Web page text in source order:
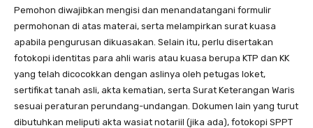
Pemohon diwajibkan mengisi dan menandatangani formulir
permohonan di atas materai, serta melampirkan surat kuasa
apabila pengurusan dikuasakan. Selain itu, perlu disertakan
fotokopi identitas para ahli waris atau kuasa berupa KTP dan KK
yang telah dicocokkan dengan aslinya oleh petugas loket,
sertifikat tanah asli, akta kematian, serta Surat Keterangan Waris
sesuai peraturan perundang-undangan. Dokumen lain yang turut
dibutuhkan meliputi akta wasiat notariil (jika ada), fotokopi SPPT